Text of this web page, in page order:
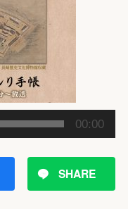
00:00
SHARE